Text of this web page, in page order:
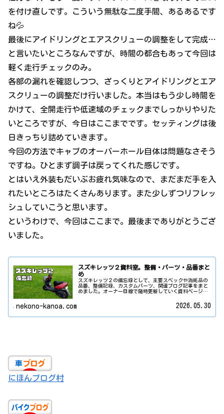
を付け直しです。こういう無駄な二度手間、あるあるです
ね💦
最後にアイドリングとエアスクリューの調整をして完成…
と言いたいところなんですが、時間の都合もあって今回は
軽く走行チェックのみ。
各部の漏れを確認しつつ、ざっくりとアイドリングとエア
スクリューの調整だけ行いました。本当はもう少し時間を
かけて、全開走行や低速域のチェックまでしっかりやりた
いところですが、今日はここまでです。セッティングは後
日きっちり詰めていきます。
今回の方法でキャブのオーバーホール自体は問題なさそう
ですね。ひとまず調子は戻ってくれた感じです。
とはいえ外装もだいぶお疲れ気味なので、まだまだ手を入
れたいところはたくさんあります。また少しずつリフレッ
シュしていこうと思います。
というわけで、今回はここまで。最後までありがとうござ
いました。
スズキレッツ２資料室。整備・パーツ・品番まと
め
スズキレッツ２の備忘録として、主要スペックや消耗品の
品番、整備記録、カスタムパーツ、関連ブログ記事をまと
めました。オーナー目線で随時更新していく資料ページで
nekono-kanoa.com 2026.05.30
にほんブログ村